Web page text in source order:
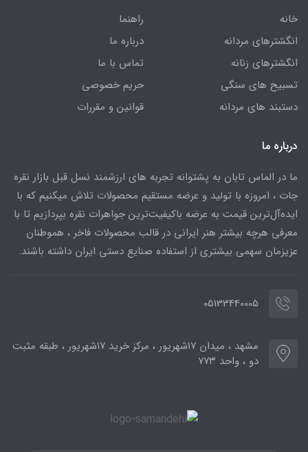
خانه
انگشترهای مردانه
انگشترهای زنانه
تسبیح های سنگی
دستبند های مردانه
راهنما
درباره ما
تماس با ما
حریم خصوصی
قوانین و مقررات
درباره ما
ما در الماس تابان به پشتوانه تجربه های ارزشمند نسل قبل بازار نقره
جات ، امروزه با تولید و عرضه مستقیم محصولات تلاش میکنیم که با
ایده‌آل‌ترین قیمت به عرضه باکیفیت‌ترین جواهرات نقره بپردازیم تا با
معرفی هرچه بیشتر هنر ایرانی در قالب محصولات فاخر ، هموطنان
عزیزمان سهمی بیشتری از استفاده صنایع دستی ایران داشته باشند.
05133440005
مشهد ، میدان ۱۷شهریور ، مرکز خرید ۱۷شهریور ، طبقه مثبت
دو ، واحد ۷۷۳